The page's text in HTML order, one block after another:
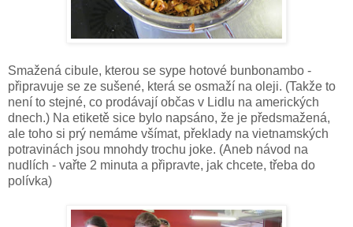
Smažená cibule, kterou se sype hotové bunbonambo -
připravuje se ze sušené, která se osmaží na oleji. (Takže to
není to stejné, co prodávají občas v Lidlu na amerických
dnech.) Na etiketě sice bylo napsáno, že je předsmažená,
ale toho si prý nemáme všímat, překlady na vietnamských
potravinách jsou mnohdy trochu joke. (Aneb návod na
nudlích - vařte 2 minuta a připravte, jak chcete, třeba do
polívka)